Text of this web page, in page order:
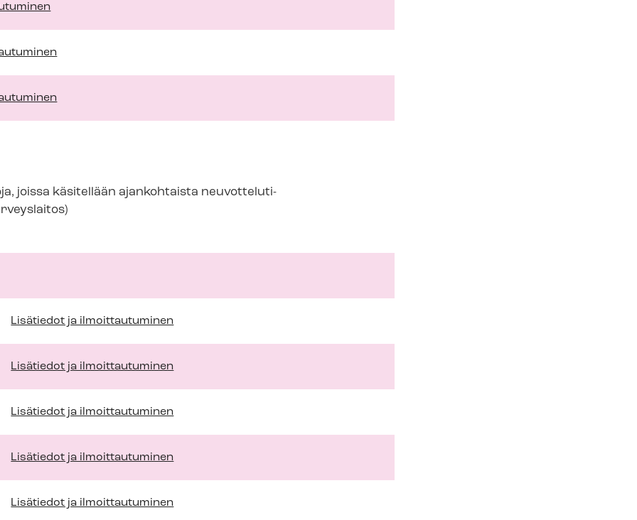
joissa käsitellään ajankohtaista neu­vot­te­lu­ti­
Lisätiedot ja ilmoittautuminen
Lisätiedot ja ilmoittautuminen
Lisätiedot ja ilmoittautuminen
Lisätiedot ja ilmoittautuminen
Lisätiedot ja ilmoittautuminen